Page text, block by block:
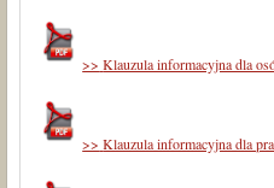
>> Klauzula informacyjna dla
>> Klauzula informacyjna dla